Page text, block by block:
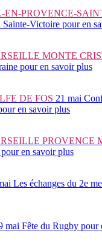
EN-PROVENCE-
Sainte-Victoire pour en
MONTE
pour en savoir plus
DE FOS 21 mai
en savoir plus
PROVENCE
pour en savoir plus
Les échanges du 2e
mai Fête du Rugby pour